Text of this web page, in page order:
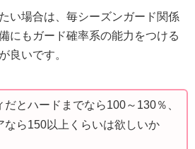
い場合は、毎シーズンガード関係
にもガード確率系の能力をつける
良いです。
だとハードまでなら100～130％、
なら150以上くらいは欲しいか